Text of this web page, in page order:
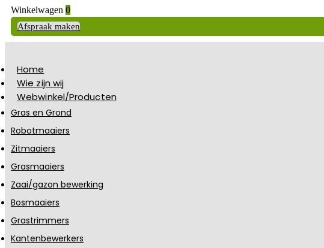
Winkelwagen 0
Afspraak maken
Home
Wie zijn wij
Webwinkel/Producten
Gras en Grond
Robotmaaiers
Zitmaaiers
Grasmaaiers
Zaai/gazon bewerking
Bosmaaiers
Grastrimmers
Kantenbewerkers